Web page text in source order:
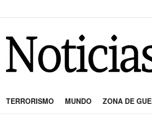
TERRORISMO MUNDO ZONA DE